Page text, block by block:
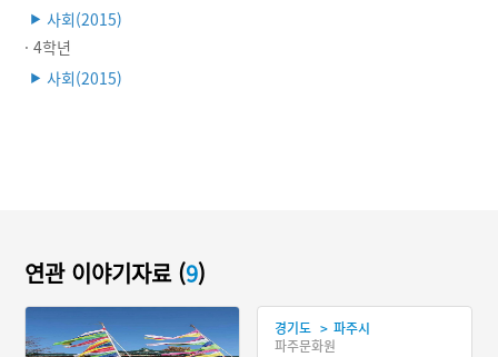
▶ 사회(2015)
· 4학년
▶ 사회(2015)
연관 이야기자료 (9)
경기도 > 파주시
파주문화원